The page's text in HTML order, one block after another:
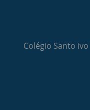
Colégio Santo ivo